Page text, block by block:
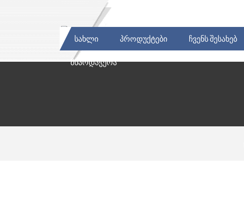
ᲡᲐᲮᲚᲘ ᲞᲠᲝᲓᲣᲥᲢᲔᲑᲘ ᲩᲕᲔᲜᲡ ᲨᲔᲡᲐᲮᲔᲑ
ᲛᲮᲐᲠᲓᲐᲭᲔᲠᲐ